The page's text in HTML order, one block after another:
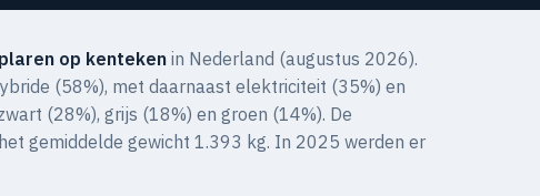
op kenteken in Nederland (augustus 2026).
(58%), met daarnaast elektriciteit (35%) en
(28%), grijs (18%) en groen (14%). De
gemiddelde gewicht 1.393 kg. In 2025 werden er